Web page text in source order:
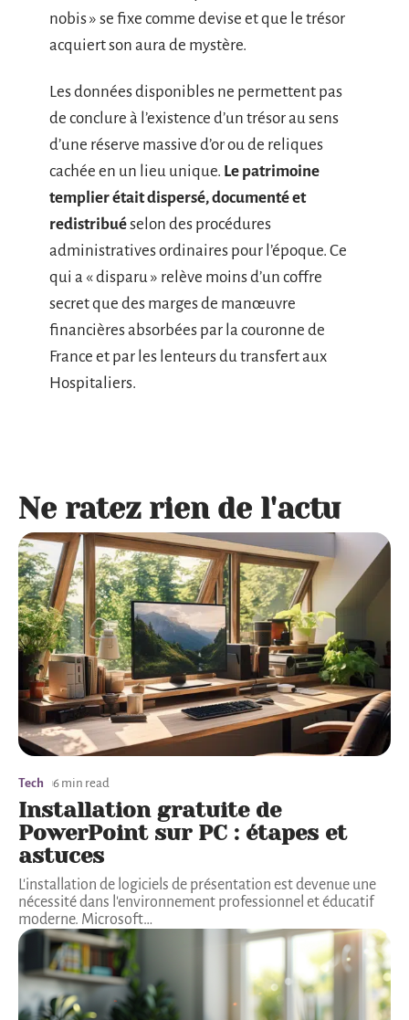
nobis » se fixe comme devise et que le trésor
acquiert son aura de mystère.
Les données disponibles ne permettent pas
de conclure à l’existence d’un trésor au sens
d’une réserve massive d’or ou de reliques
cachée en un lieu unique. Le patrimoine
templier était dispersé, documenté et
redistribuéselon des procédures
administratives ordinaires pour l’époque. Ce
qui a « disparu » relève moins d’un coffre
secret que des marges de manœuvre
financières absorbées par la couronne de
France et par les lenteurs du transfert aux
Hospitaliers.
Ne ratez rien de l'actu
Tech 6 min read
Installation gratuite de
PowerPoint sur PC : étapes et
astuces
L'installation de logiciels de présentation est devenue une
nécessité dans l'environnement professionnel et éducatif
moderne. Microsoft…